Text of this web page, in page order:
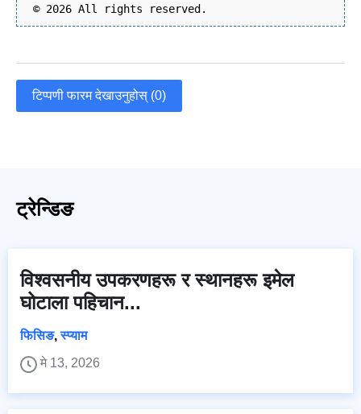
© 2026 All rights reserved.
टिप्पणी फारम देखाउनुहोस् (0)
ट्रेन्डिङ
विश्वसनीय उपकरणहरू र स्थानहरू इमेल
घोटाला पहिचान...
फिसिङ,स्प्याम
मे 13, 2026